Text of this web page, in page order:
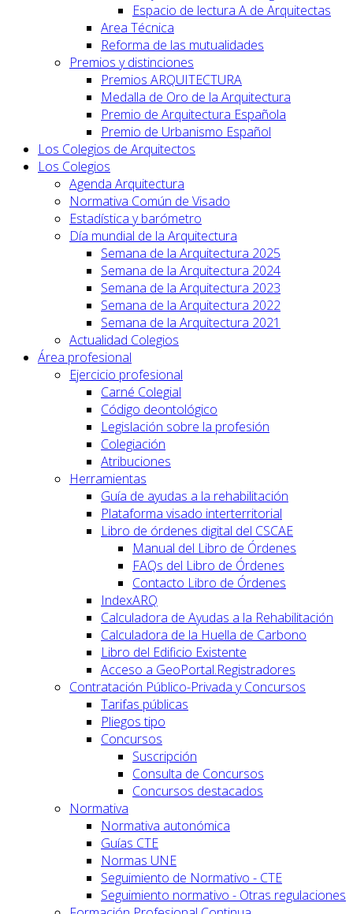
Espacio de lectura A de Arquitectas
Area Técnica
Reforma de las mutualidades
Premios y distinciones
Premios ARQUITECTURA
Medalla de Oro de la Arquitectura
Premio de Arquitectura Española
Premio de Urbanismo Español
Los Colegios de Arquitectos
Los Colegios
Agenda Arquitectura
Normativa Común de Visado
Estadística y barómetro
Día mundial de la Arquitectura
Semana de la Arquitectura 2025
Semana de la Arquitectura 2024
Semana de la Arquitectura 2023
Semana de la Arquitectura 2022
Semana de la Arquitectura 2021
Actualidad Colegios
Área profesional
Ejercicio profesional
Carné Colegial
Código deontológico
Legislación sobre la profesión
Colegiación
Atribuciones
Herramientas
Guía de ayudas a la rehabilitación
Plataforma visado interterritorial
Libro de órdenes digital del CSCAE
Manual del Libro de Órdenes
FAQs del Libro de Órdenes
Contacto Libro de Órdenes
IndexARQ
Calculadora de Ayudas a la Rehabilitación
Calculadora de la Huella de Carbono
Libro del Edificio Existente
Acceso a GeoPortal.Registradores
Contratación Público-Privada y Concursos
Tarifas públicas
Pliegos tipo
Concursos
Suscripción
Consulta de Concursos
Concursos destacados
Normativa
Normativa autonómica
Guías CTE
Normas UNE
Seguimiento de Normativo - CTE
Seguimiento normativo - Otras regulaciones